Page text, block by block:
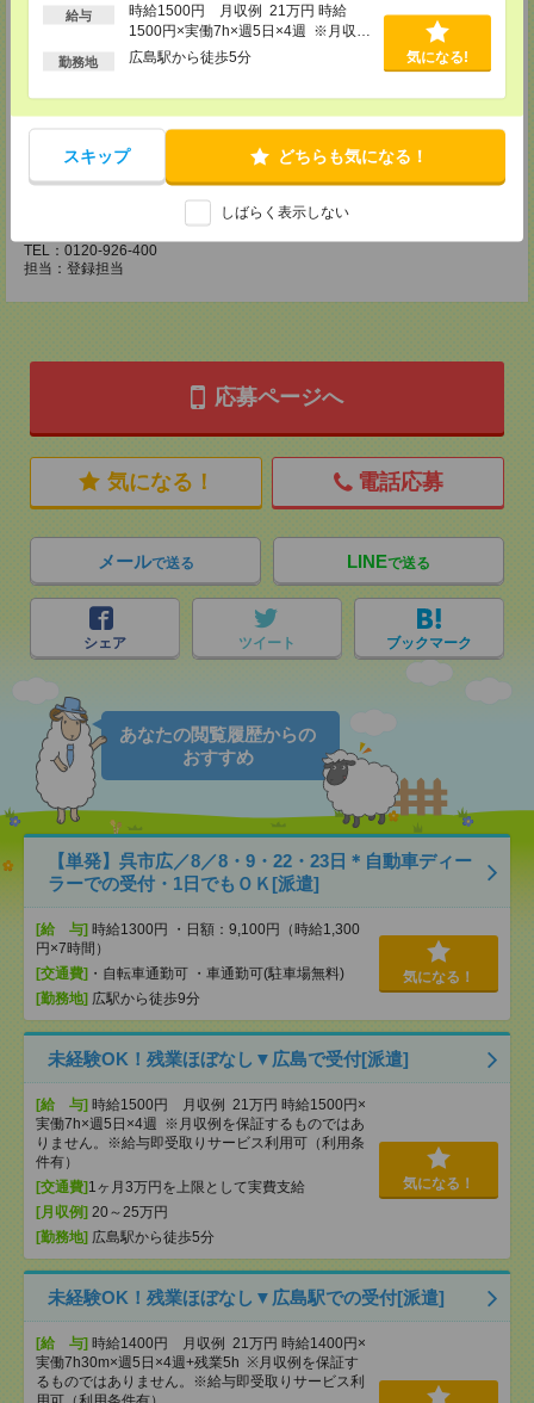
給与
時給1500円 月収例 21万円 時給
1500円×実働7h×週5日×4週 ※月収例
を保証するものではありません。※給
勤務地 広島駅から徒歩5分 気になる!
スキップ どちらも気になる！
しばらく表示しない
広島県広島市中区袋町 3-17 シシンヨービル 11F
担当：採用担当
CS高松支店
〒760-0027 香川県高松市紺屋町9-6 高松大同生命ビル7
担当：採用担当
松山市三番町 4-4-6 松山センタービル2号館 2F
TEL：0120-926-400
担当：登録担当
応募ページへ
気になる！ 電話応募
メールで送る LINEで送る
シェア ツイート ブックマーク
あなたの閲覧履歴からの
おすすめ
【単発】呉市広／8／8・9・22・23日＊自動車ディー
ラーでの受付・1日でもＯＫ[派遣]
[給 与] 時給1300円 ・日額：9,100円（時給1,300
円×7時間）
[交通費] ・自転車通勤可 ・車通勤可(駐車場無料)
[勤務地] 広駅から徒歩9分
気になる！
未経験OK！残業ほぼなし▼広島で受付[派遣]
[給 与] 時給1500円 月収例 21万円 時給1500円×
実働7h×週5日×4週 ※月収例を保証するものではあ
りません。※給与即受取りサービス利用可（利用条
件有）
[交通費] 1ヶ月3万円を上限として実費支給
[月収例] 20～25万円
[勤務地] 広島駅から徒歩5分
気になる！
未経験OK！残業ほぼなし▼広島駅での受付[派遣]
[給 与] 時給1400円 月収例 21万円 時給1400円×
実働7h30m×週5日×4週+残業5h ※月収例を保証す
るものではありません。※給与即受取りサービス利